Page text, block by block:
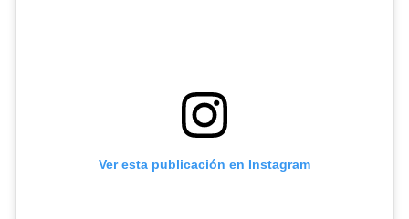
Ver esta publicación en Instagram